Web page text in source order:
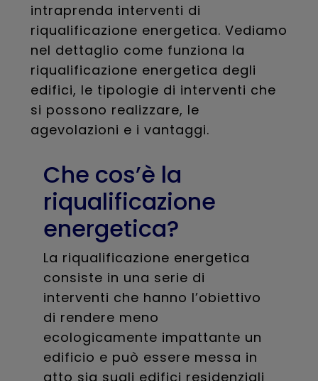
intraprenda interventi di
riqualificazione energetica. Vediamo
nel dettaglio come funziona la
riqualificazione energetica degli
edifici, le tipologie di interventi che
si possono realizzare, le
agevolazioni e i vantaggi.
Che cos’è la
riqualificazione
energetica?
La riqualificazione energetica
consiste in una serie di
interventi che hanno l’obiettivo
di rendere meno
ecologicamente impattante un
edificio e può essere messa in
atto sia sugli edifici residenziali